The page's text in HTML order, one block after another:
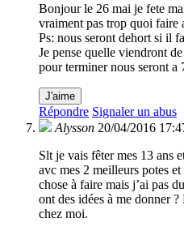
Bonjour le 26 mai je fete
vraiment pas trop quoi faire
Ps: nous seront dehort si il
Je pense quelle viendront
pour terminer nous seront a
J'aime
Répondre Signaler un abus
Alysson 20/04/2016
Slt je vais fêter mes 13 ans
avc mes 2 meilleurs potes
chose à faire mais j’ai pas
ont des idées à me donner
chez moi.